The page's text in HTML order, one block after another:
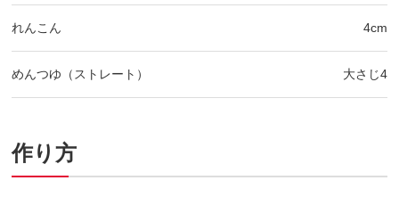
れんこん 4cm
めんつゆ（ストレート） 大さじ4
作り方